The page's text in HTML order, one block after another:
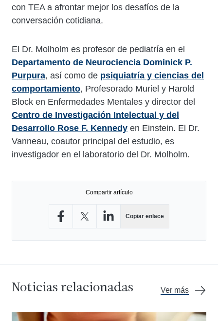
con TEA a afrontar mejor los desafíos de la
conversación cotidiana.
El Dr. Molholm es profesor de pediatría en el
Departamento de Neurociencia Dominick P.
Purpura, así como de psiquiatría y ciencias del
comportamiento, Profesorado Muriel y Harold
Block en Enfermedades Mentales y director del
Centro de Investigación Intelectual y del
Desarrollo Rose F. Kennedy en Einstein. El Dr.
Vanneau, coautor principal del estudio, es
investigador en el laboratorio del Dr. Molholm.
Compartir artículo
Copiar enlace
Noticias relacionadas Ver más